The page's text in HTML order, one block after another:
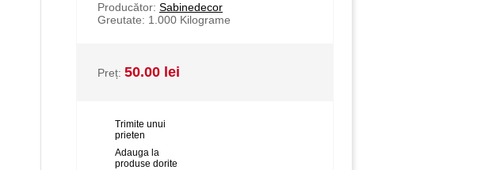
Producător: Sabinedecor
Greutate: 1.000 Kilograme
Preț: 50.00 lei
Trimite unui
prieten
Adauga la
produse dorite